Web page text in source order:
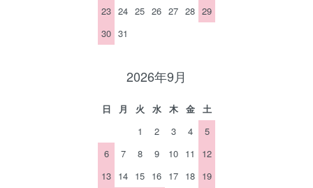
23 24 25 26 27 28 29
30 31
2026年9月
日 月 火 水 木 金
土
1
2 3 4
5
6
7 8 9 10 11
12
13 14 15 16 17 18 19